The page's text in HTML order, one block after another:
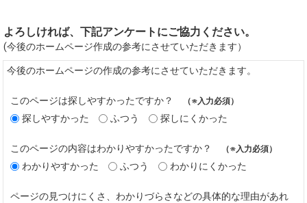
よろしければ、下記アンケートにご協力ください。
(今後のホームページ作成の参考にさせていただきます）
今後のホームページの作成の参考にさせていただきます。
このページは探しやすかったですか？ （※入力必須）
探しやすかった ふつう 探しにくかった
このページの内容はわかりやすかったですか？ （※入力必須）
わかりやすかった ふつう わかりにくかった
ページの見つけにくさ、わかりづらさなどの具体的な理由があれ